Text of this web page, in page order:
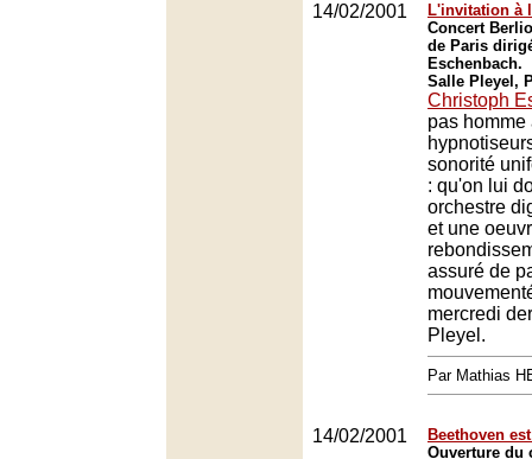
14/02/2001
L'invitation à
Concert
de Paris
Eschenbach.
Salle Pleyel,
Christoph
pas homme
sonorité
: qu'on lui
orchestre
et une
assuré de
mercredi
Pleyel.
Par Mathias
14/02/2001
Beethoven
Ouverture du